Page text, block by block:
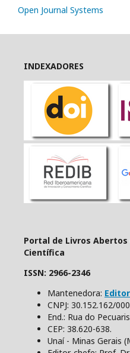
Open Journal Systems
INDEXADORES
Portal de Livros
Científica
ISSN: 2966-2346
Mantenedora:
CNPJ: 30.152.162/
End.: Rua do
CEP: 38.620-638.
Unaí - Minas Gerais